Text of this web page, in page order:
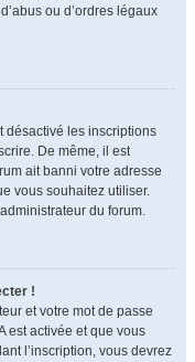
ou d’ordres légaux
désactivé les inscriptions
De même, il est
ait banni votre adresse
vous souhaitez utiliser.
du forum.
!
et votre mot de passe
est activée et que vous
l’inscription, vous devrez